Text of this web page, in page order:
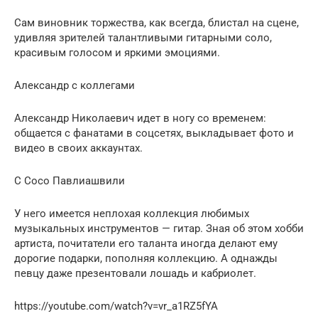
Сам виновник торжества, как всегда, блистал на сцене,
удивляя зрителей талантливыми гитарными соло,
красивым голосом и яркими эмоциями.
Александр с коллегами
Александр Николаевич идет в ногу со временем:
общается с фанатами в соцсетях, выкладывает фото и
видео в своих аккаунтах.
С Сосо Павлиашвили
У него имеется неплохая коллекция любимых
музыкальных инструментов — гитар. Зная об этом хобби
артиста, почитатели его таланта иногда делают ему
дорогие подарки, пополняя коллекцию. А однажды
певцу даже презентовали лошадь и кабриолет.
https://youtube.com/watch?v=vr_a1RZ5fYA